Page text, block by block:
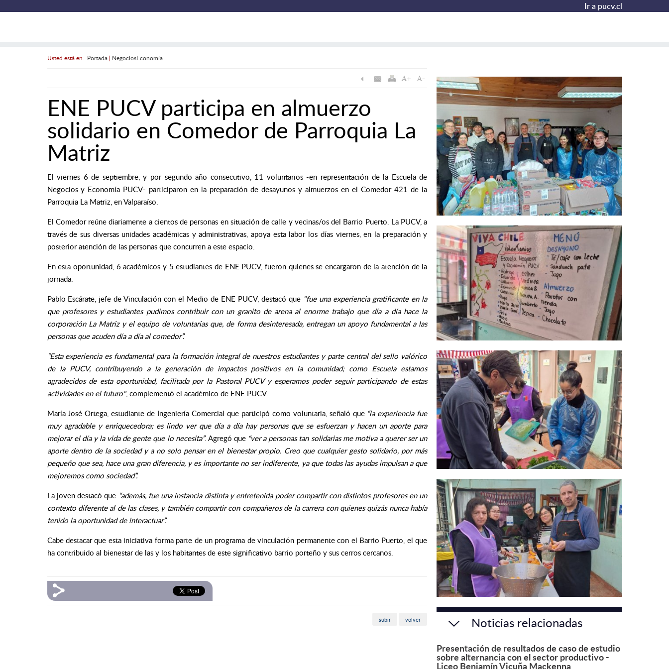
Ir a pucv.cl
Usted está en: Portada| NegociosEconomía
ENE PUCV participa en almuerzo
solidario en Comedor de Parroquia La
Matriz
El viernes 6 de septiembre, y por segundo año consecutivo, 11 voluntarios -en representación de la Escuela de
Negocios y Economía PUCV- participaron en la preparación de desayunos y almuerzos en el Comedor 421 de la
Parroquia La Matriz, en Valparaíso.
El Comedor reúne diariamente a cientos de personas en situación de calle y vecinas/os del Barrio Puerto. La PUCV, a
través de sus diversas unidades académicas y administrativas, apoya esta labor los días viernes, en la preparación y
posterior atención de las personas que concurren a este espacio.
En esta oportunidad, 6 académicos y 5 estudiantes de ENE PUCV, fueron quienes se encargaron de la atención de la
jornada.
Pablo Escárate, jefe de Vinculación con el Medio de ENE PUCV, destacó que "fue una experiencia gratificante en la
que profesores y estudiantes pudimos contribuir con un granito de arena al enorme trabajo que día a día hace la
corporación La Matriz y el equipo de voluntarias que, de forma desinteresada, entregan un apoyo fundamental a las
personas que acuden día a día al comedor”.
“Esta experiencia es fundamental para la formación integral de nuestros estudiantes y parte central del sello valórico
de la PUCV, contribuyendo a la generación de impactos positivos en la comunidad; como Escuela estamos
agradecidos de esta oportunidad, facilitada por la Pastoral PUCV y esperamos poder seguir participando de estas
actividades en el futuro", complementó el académico de ENE PUCV.
María José Ortega, estudiante de Ingeniería Comercial que participó como voluntaria, señaló que “la experiencia fue
muy agradable y enriquecedora; es lindo ver que día a día hay personas que se esfuerzan y hacen un aporte para
mejorar el día y la vida de gente que lo necesita”. Agregó que “ver a personas tan solidarias me motiva a querer ser un
aporte dentro de la sociedad y a no solo pensar en el bienestar propio. Creo que cualquier gesto solidario, por más
pequeño que sea, hace una gran diferencia, y es importante no ser indiferente, ya que todas las ayudas impulsan a que
mejoremos como sociedad”.
La joven destacó que “además, fue una instancia distinta y entretenida poder compartir con distintos profesores en un
contexto diferente al de las clases, y también compartir con compañeros de la carrera con quienes quizás nunca había
tenido la oportunidad de interactuar”.
Cabe destacar que esta iniciativa forma parte de un programa de vinculación permanente con el Barrio Puerto, el que
ha contribuido al bienestar de las y los habitantes de este significativo barrio porteño y sus cerros cercanos.
subir volver Noticias relacionadas
Presentación de resultados de caso de estudio
sobre alternancia con el sector productivo -
Liceo Benjamín Vicuña Mackenna